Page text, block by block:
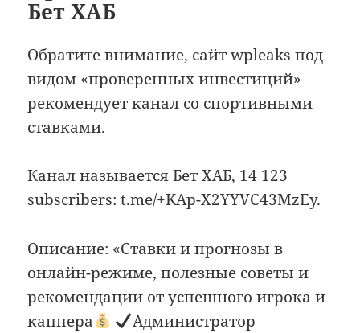
Бет ХАБ
Обратите внимание, сайт wpleaks под
видом «проверенных инвестиций»
рекомендует канал со спортивными
ставками.
Канал называется Бет ХАБ, 14 123
subscribers: t.me/+KAp-X2YYVC43MzEy.
Описание: «Ставки и прогнозы в
онлайн-режиме, полезные советы и
рекомендации от успешного игрока и
каппера
Администратор